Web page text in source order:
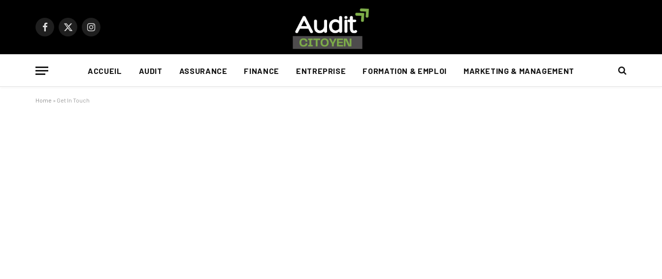
Facebook
X
Instagram
ACCUEIL AUDIT ASSURANCE FINANCE ENTREPRISE FORMATION & EMPLOI MARKETING & MANAGEMENT
Home » Get In Touch